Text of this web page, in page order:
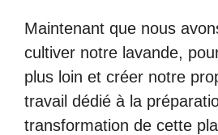
Maintenant que nous
cultiver notre lavande,
plus loin et créer notre
travail dédié à la
transformation de cette